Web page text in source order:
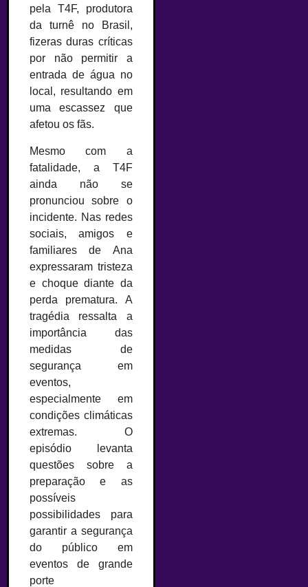
pela T4F, produtora
da turnê no Brasil,
fizeras duras críticas
por não permitir a
entrada de água no
local, resultando em
uma escassez que
afetou os fãs.
Mesmo com a
fatalidade, a T4F
ainda não se
pronunciou sobre o
incidente. Nas redes
sociais, amigos e
familiares de Ana
expressaram tristeza
e choque diante da
perda prematura. A
tragédia ressalta a
importância das
medidas de
segurança em
eventos,
especialmente em
condições climáticas
extremas. O
episódio levanta
questões sobre a
preparação e as
possíveis
possibilidades para
garantir a segurança
do público em
eventos de grande
porte